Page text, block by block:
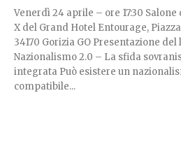
Venerdì 24 aprile – ore 17:30 Salone d’Onore Carlo
X del Grand Hotel Entourage,
34170 Gorizia GO Presentazione del libro
Nazionalismo 2.0 – La sfida
integrata Può esistere un nazionalismo
compatibile...